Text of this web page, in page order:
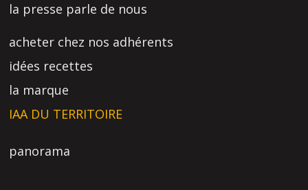
la presse parle de nous
acheter chez nos adhérents
idées recettes
la marque
IAA DU TERRITOIRE
panorama